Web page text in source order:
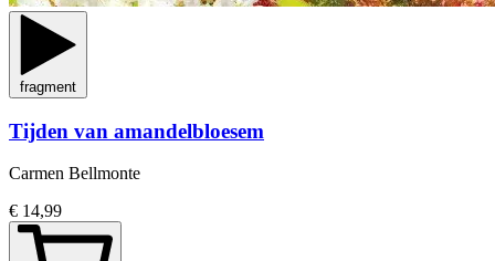
fragment
Tijden van amandelbloesem
Carmen Bellmonte
€ 14,99